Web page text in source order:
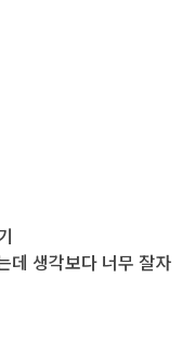
데 생각보다 너무 잘자